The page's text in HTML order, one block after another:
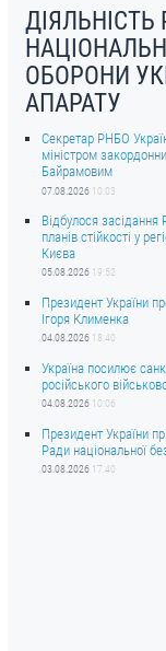
ДІЯЛЬНІСТЬ
ОБОРОНИ
АПАРАТУ
Секретар РНБО
міністром
Байрамовим
07.08.2026 10:03
Відбулося
планів стійкості у
Києва
05.08.2026 19:52
Президент України
Ігоря Клименка
04.08.2026 18:40
Україна посилює
російського
04.08.2026 10:06
Президент України
Ради національної
03.08.2026 17:40